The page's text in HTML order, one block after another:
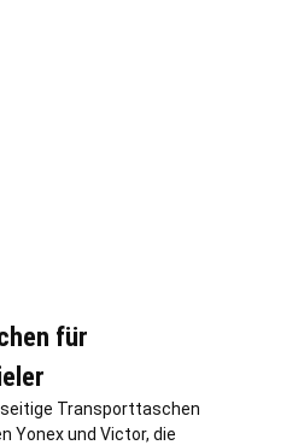
für
Transporttaschen
Yonex und Victor, die